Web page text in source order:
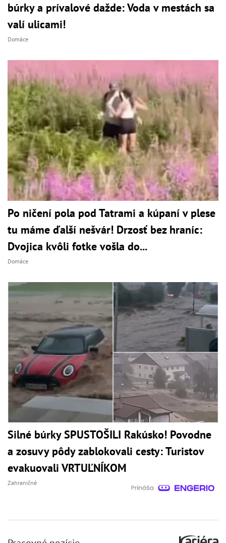
búrky a prívalové dažde: Voda v mestách sa
valí ulicami!
Domáce
Po ničení pola pod Tatrami a kúpaní v plese
tu máme ďalší nešvár! Drzosť bez hraníc:
Dvojica kvôli fotke vošla do...
Domáce
Silné búrky SPUSTOŠILI Rakúsko! Povodne
a zosuvy pôdy zablokovali cesty: Turistov
evakuovali VRTUĽNÍKOM
Zahraničné